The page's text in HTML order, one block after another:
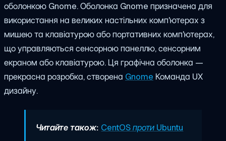
оболонкою Gnome. Оболонка Gnome призначена для
використання на великих настільних комп'ютерах з
мишею та клавіатурою або портативних комп'ютерах,
що управляються сенсорною панеллю, сенсорним
екраном або клавіатурою. Ця графічна оболонка —
прекрасна розробка, створена Gnome Команда UX
дизайну.
Читайте також: CentOS проти Ubuntu